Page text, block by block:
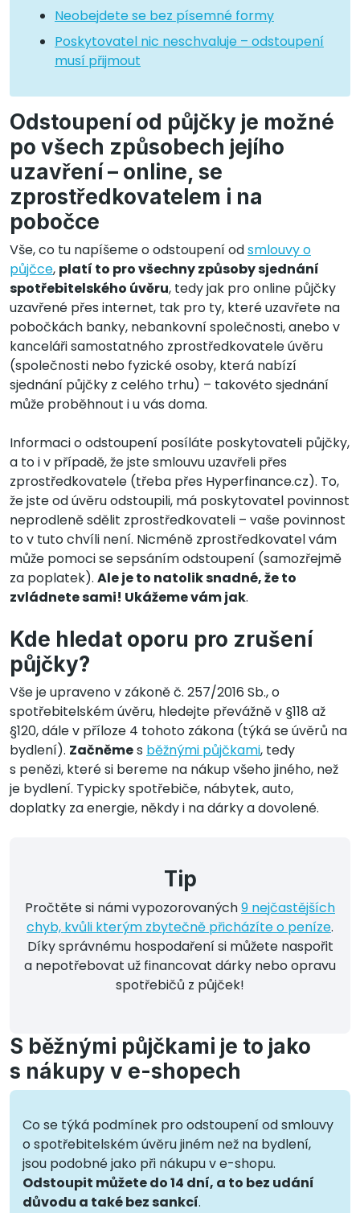
Neobejdete se bez písemné formy
Poskytovatel nic neschvaluje – odstoupení
musí přijmout
Odstoupení od půjčky je možné
po všech způsobech jejího
uzavření – online, se
zprostředkovatelem i na
pobočce
Vše, co tu napíšeme o odstoupení odsmlouvy o
půjčce, platí to pro všechny způsoby sjednání
spotřebitelského úvěru, tedy jak pro online půjčky
uzavřené přes internet, tak pro ty, které uzavřete na
pobočkách banky, nebankovní společnosti, anebo v
kanceláři samostatného zprostředkovatele úvěru
(společnosti nebo fyzické osoby, která nabízí
sjednání půjčky z celého trhu) – takovéto sjednání
může proběhnout i u vás doma.
Informaci o odstoupení posíláte poskytovateli půjčky,
a to i v případě, že jste smlouvu uzavřeli přes
zprostředkovatele (třeba přes Hyperfinance.cz). To,
že jste od úvěru odstoupili, má poskytovatel povinnost
neprodleně sdělit zprostředkovateli – vaše povinnost
to v tuto chvíli není. Nicméně zprostředkovatel vám
může pomoci se sepsáním odstoupení (samozřejmě
za poplatek). Ale je to natolik snadné, že to
zvládnete sami! Ukážeme vám jak.
Kde hledat oporu pro zrušení
půjčky?
Vše je upraveno v zákoně č. 257/2016 Sb., o
spotřebitelském úvěru, hledejte převážně v §118 až
§120, dále v příloze 4 tohoto zákona (týká se úvěrů na
bydlení). Začněmes běžnými půjčkami, tedy
s penězi, které si bereme na nákup všeho jiného, než
je bydlení. Typicky spotřebiče, nábytek, auto,
doplatky za energie, někdy i na dárky a dovolené.
Tip
Pročtěte si námi vypozorovaných9 nejčastějších
chyb, kvůli kterým zbytečně přicházíte o peníze.
Díky správnému hospodaření si můžete naspořit
a nepotřebovat už financovat dárky nebo opravu
spotřebičů z půjček!
S běžnými půjčkami je to jako
s nákupy v e-shopech
Co se týká podmínek pro odstoupení od smlouvy
o spotřebitelském úvěru jiném než na bydlení,
jsou podobné jako při nákupu v e-shopu.
Odstoupit můžete do 14 dní, a to bez udání
důvodu a také bez sankcí.